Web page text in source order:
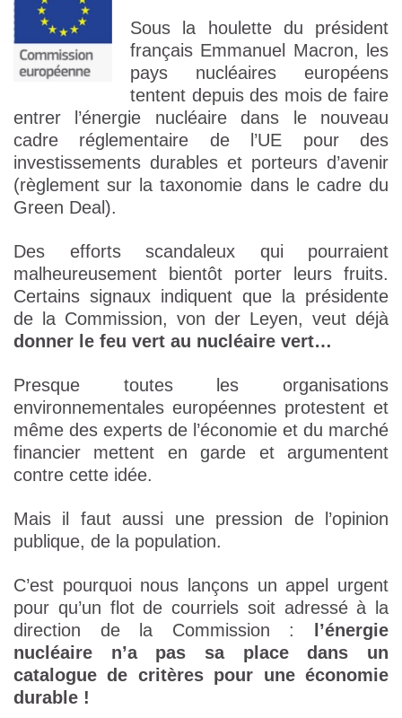
Sous la houlette du président
français Emmanuel Macron, les
pays nucléaires européens
tentent depuis des mois de faire
entrer l’énergie nucléaire dans le nouveau
cadre réglementaire de l’UE pour des
investissements durables et porteurs d’avenir
(règlement sur la taxonomie dans le cadre du
Green Deal).
Des efforts scandaleux qui pourraient
malheureusement bientôt porter leurs fruits.
Certains signaux indiquent que la présidente
de la Commission, von der Leyen, veut déjà
donner le feu vert au nucléaire vert…
Presque toutes les organisations
environnementales européennes protestent et
même des experts de l’économie et du marché
financier mettent en garde et argumentent
contre cette idée.
Mais il faut aussi une pression de l’opinion
publique, de la population.
C’est pourquoi nous lançons un appel urgent
pour qu’un flot de courriels soit adressé à la
direction de la Commission :
l’énergie
nucléaire n’a pas sa place dans un
catalogue de critères pour une économie
durable !